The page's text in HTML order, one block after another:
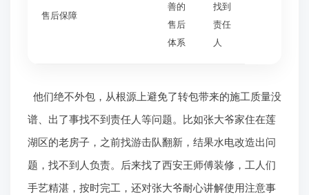
售后保障
善的
售后
体系
找到
责任
人
他们绝不外包，从根源上避免了转包带来的施工质量没
谱、出了事找不到责任人等问题。比如张大爷家住在莲
湖区的老房子，之前找游击队翻新，结果水电改造出问
题，找不到人负责。后来找了西安王师傅装修，工人们
手艺精湛，按时完工，还对张大爷耐心讲解使用注意事